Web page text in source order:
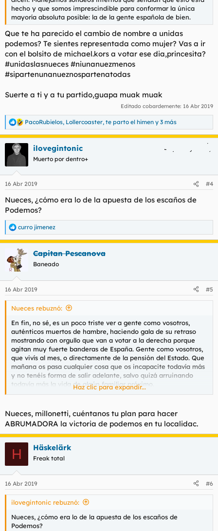
hecho y que somos imprescindible para conformar la única
mayoría absoluta posible: la de la gente española de bien.
Que te ha parecido el cambio de nombre a unidas
podemos? Te sientes representada como mujer? Vas a ir
con el bolsito de michael.kors a votar ese dia,princesita?
#unidaslasnueces #niunanuezmenos
#sipartenunanueznospartenatodas
Suerte a ti y a tu partido,guapa muak muak
Editado cobardemente: 16 Abr 2019
R
e
a
c
e
:
PacoRubielos, Lollercoaster, te parto el himen y 3 más
ilovegintonic
Muerto por dentro+
16 Abr 2019 #4
Nueces, ¿cómo era lo de la apuesta de los escaños de
Podemos?
R
e
a
c
i
e
s
curro jimenez
Capitan Pescanova
Baneado
16 Abr 2019 #5
Nueces rebuznó:
En fin, no sé, es un poco triste ver a gente como vosotros,
auténticos muertos de hambre, haciendo gala de su retraso
mostrando con orgullo que van a votar a la derecha porque
agitan muy fuerte banderas de España. Gente como vosotros,
que vivís al mes, o directamente de la pensión del Estado. Que
mañana os pasa cualquier cosa que os incapacite todavía más
y no tenéis forma de salir adelante, salvo quizá arruinando
todavía más la vida de algún familiar próximo.
Haz clic para expandir...
Nueces, millonetti, cuéntanos tu plan para hacer
ABRUMADORA la victoria de podemos en tu localidac.
H Häskelärk
Freak total
16 Abr 2019 #6
ilovegintonic rebuznó:
Nueces, ¿cómo era lo de la apuesta de los escaños de
Podemos?